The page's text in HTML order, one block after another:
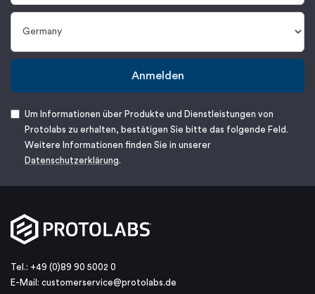
Anmelden
Um Informationen über Produkte und Dienstleistungen von
Protolabs zu erhalten, bestätigen Sie bitte das folgende Feld.
Weitere Informationen finden Sie in unserer
Datenschutzerklärung.
Tel.: +49 (0)89 90 5002 0
E-Mail: customerservice@protolabs.de